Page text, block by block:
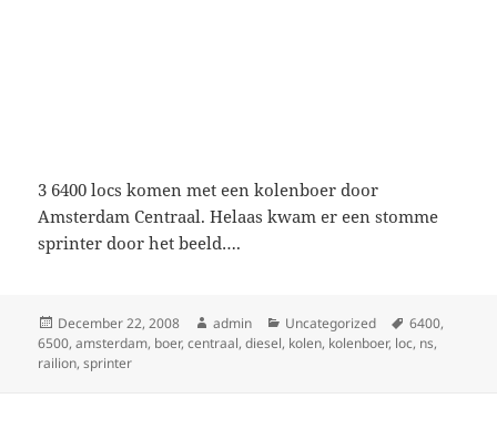
3 6400 locs komen met een kolenboer door
Amsterdam Centraal. Helaas kwam er een stomme
sprinter door het beeld….
Posted
on
December 22, 2008 Author
admin Categories
Uncategorized Tags
6400,
6500,amsterdam, boer,centraal,diesel, kolen, kolenboer, loc, ns,
railion,sprinter